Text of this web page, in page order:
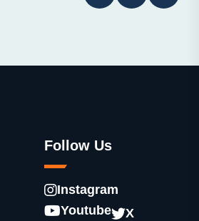
Follow Us
Instagram
Youtube
X